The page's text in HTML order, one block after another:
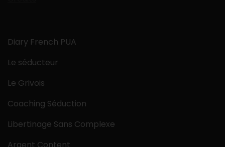
Diary French PUA
Le séducteur
Le Grivois
Coaching Séduction
Libertinage Sans Complexe